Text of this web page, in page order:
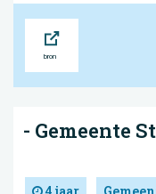
- Gemeente